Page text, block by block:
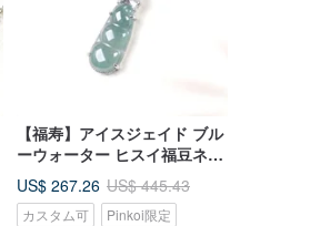
【福寿】アイスジェイド ブル
ーウォーター ヒスイ福豆ネッ
クレス 925 スターリングシル
バー | 天然 A 貨翡翠 | ギフト
US$ 267.26 US$ 445.43
カスタム可 Pinkoi限定